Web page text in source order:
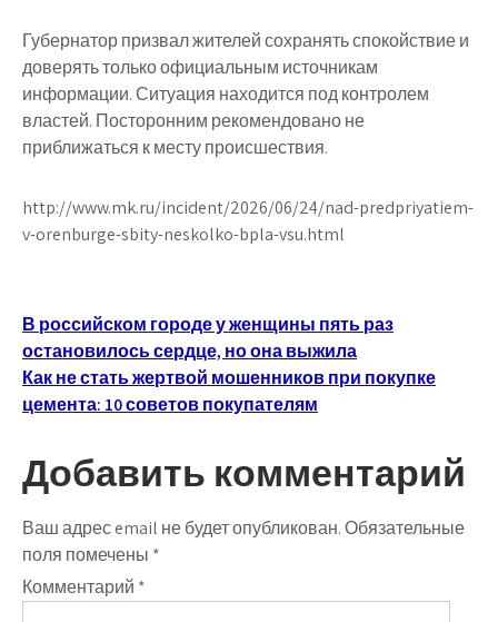
Губернатор призвал жителей сохранять спокойствие и
доверять только официальным источникам
информации. Ситуация находится под контролем
властей. Посторонним рекомендовано не
приближаться к месту происшествия.
http://www.mk.ru/incident/2026/06/24/nad-predpriyatiem-
v-orenburge-sbity-neskolko-bpla-vsu.html
Навигация
по
записям
В российском городе у женщины пять раз
остановилось сердце, но она выжила
Как не стать жертвой мошенников при покупке
цемента: 10 советов покупателям
Добавить комментарий
Ваш адрес email не будет опубликован.Обязательные
поля помечены *
Комментарий *